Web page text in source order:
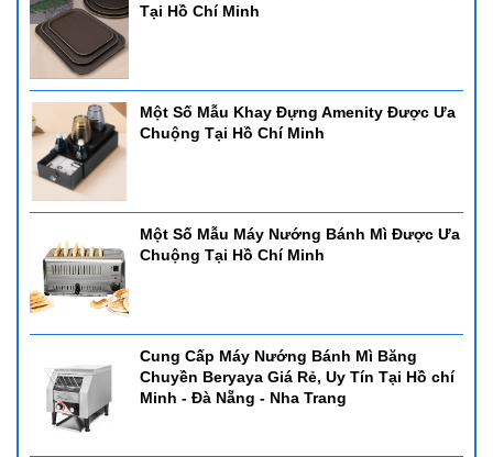
Tại Hồ Chí Minh
Một Số Mẫu Khay Đựng Amenity Được Ưa
Chuộng Tại Hồ Chí Minh
Một Số Mẫu Máy Nướng Bánh Mì Được Ưa
Chuộng Tại Hồ Chí Minh
Cung Cấp Máy Nướng Bánh Mì Băng
Chuyền Beryaya Giá Rẻ, Uy Tín Tại Hồ chí
Minh - Đà Nẵng - Nha Trang